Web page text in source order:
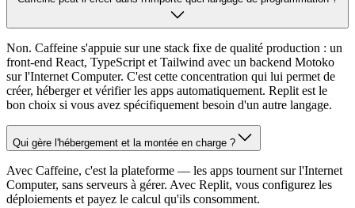
Non. Caffeine s'appuie sur une stack fixe de qualité production : un
front-end React, TypeScript et Tailwind avec un backend Motoko
sur l'Internet Computer. C'est cette concentration qui lui permet de
créer, héberger et vérifier les apps automatiquement. Replit est le
bon choix si vous avez spécifiquement besoin d'un autre langage.
Qui gère l'hébergement et la montée en charge ?
Avec Caffeine, c'est la plateforme — les apps tournent sur l'Internet
Computer, sans serveurs à gérer. Avec Replit, vous configurez les
déploiements et payez le calcul qu'ils consomment.